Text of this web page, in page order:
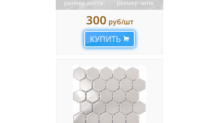
размер листа
размер чипа
300 руб/шт
КУПИТЬ